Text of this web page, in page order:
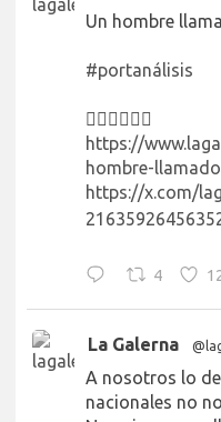
Un hombre
#portanálisis
👉🏻👉🏻👉🏻
https://
hombre-
https://x.com/
4
La Galerna
A nosotros lo
nacionales no